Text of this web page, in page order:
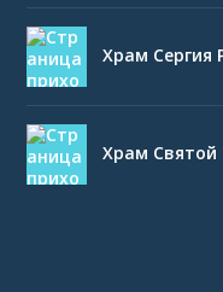
Храм Сергия
Храм